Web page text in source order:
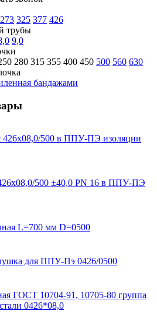
273 325 377 426
трубы
9,0
280 315 355 400 450 500 560 630
бандажами
426х08,0/500 в ППУ-ПЭ изоляции
500 ±40,0 PN 16 в ППУ-ПЭ
L=700 мм D=0500
для ППУ-Пэ 0426/0500
ГОСТ 10704-91, 10705-80 группа
0426*08,0